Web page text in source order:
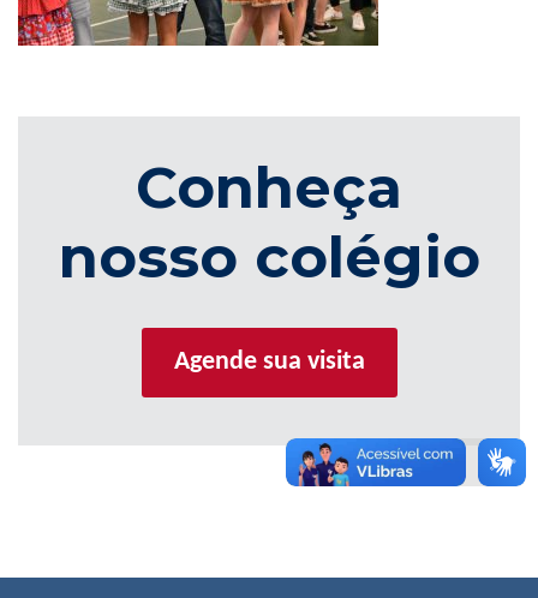
Conheça
nosso colégio
Agende sua visita